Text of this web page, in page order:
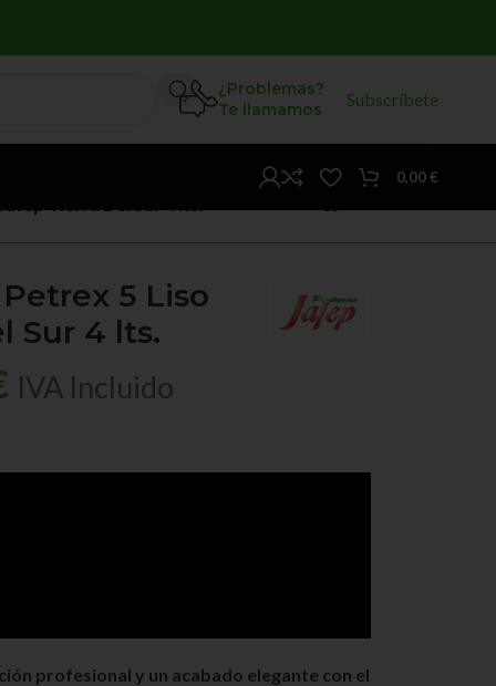
¿Problemas?
Te llamamos
Subscríbete
0,00€
5 Liso
Sur 4 lts.
IVA Incluido
profesional y un acabado elegante con el